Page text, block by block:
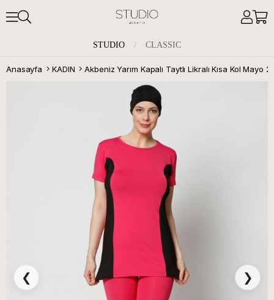
STUDIO / CLASSIC
Anasayfa KADIN Akbeniz Yarım Kapalı Taytlı Likralı Kısa Kol Mayo
❮ ❯